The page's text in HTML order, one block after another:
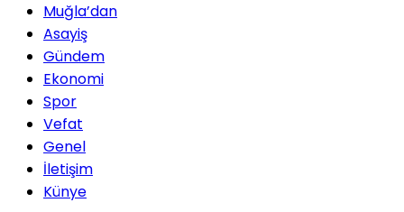
Muğla’dan
Asayiş
Gündem
Ekonomi
Spor
Vefat
Genel
İletişim
Künye